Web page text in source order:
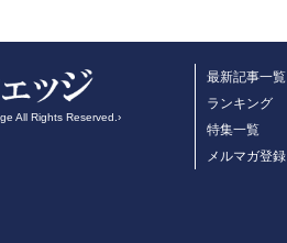
All Rights Reserved.›
最新記事一覧
ランキング
特集一覧
メルマガ登録